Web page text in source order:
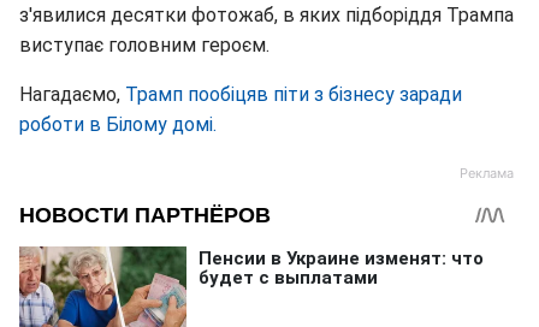
з'явилися десятки фотожаб, в яких підборіддя Трампа
виступає головним героєм.
Нагадаємо, Трамп пообіцяв піти з бізнесу заради
роботи в Білому домі.